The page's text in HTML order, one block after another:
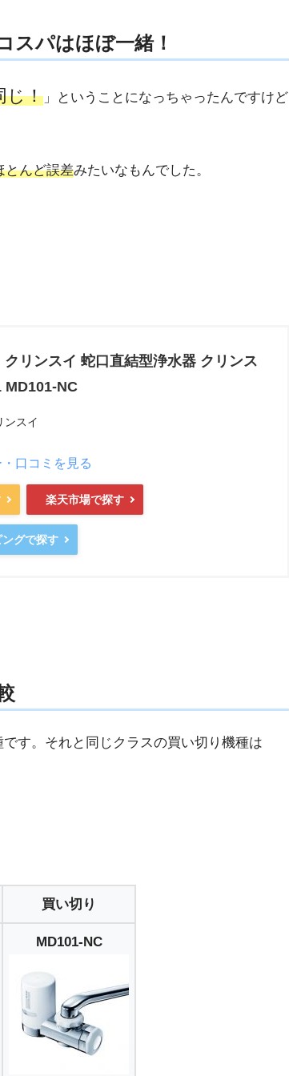
スパはほぼ一緒！
じ！ 」ということになっちゃったんですけど
とんど誤差みたいなもんでした。
リンスイ 蛇口直結型浄水器 クリンス
MD101-NC
ンスイ
口コミを見る
楽天市場で探す
グで探す
す。それと同じクラスの買い切り機種は
買い切り
MD101-NC